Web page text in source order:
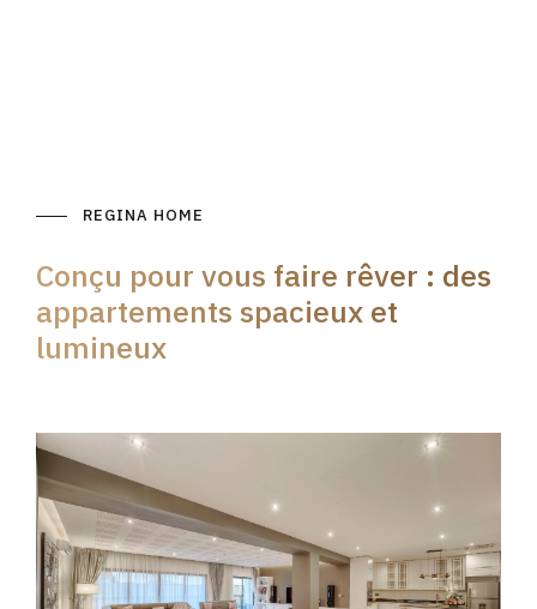
REGINA HOME
Conçu pour vous faire rêver : des
appartements spacieux et
lumineux